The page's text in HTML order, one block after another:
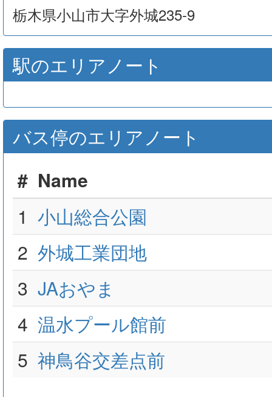
栃木県小山市大字外城235-9
駅のエリアノート
バス停のエリアノート
# Name
1 小山総合公園
2 外城工業団地
3 JAおやま
4 温水プール館前
5 神鳥谷交差点前